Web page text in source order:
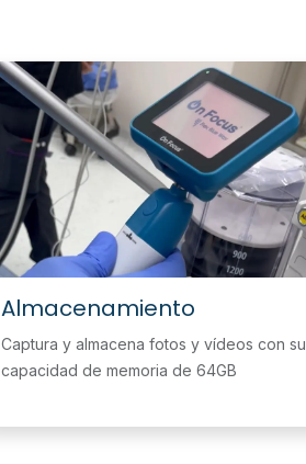
Almacenamiento
Captura y almacena fotos y vídeos con su
capacidad de memoria de 64GB